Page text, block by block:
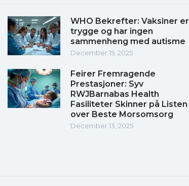
WHO Bekrefter: Vaksiner er
trygge og har ingen
sammenheng med autisme
December 15, 2025
Feirer Fremragende
Prestasjoner: Syv
RWJBarnabas Health
Fasiliteter Skinner på Listen
over Beste Morsomsorg
December 13, 2025